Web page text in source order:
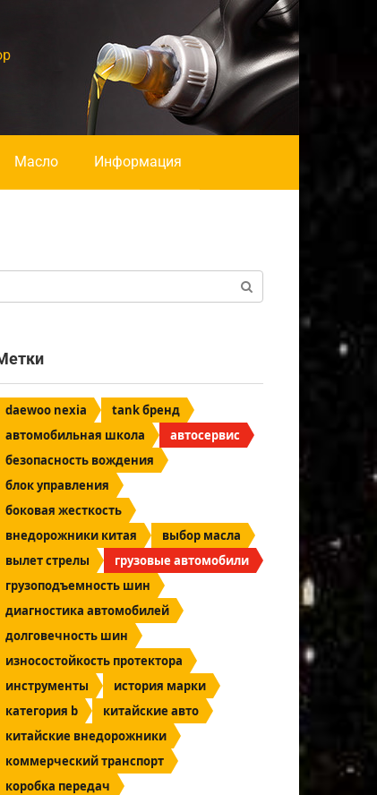
Масло Информация
daewoo nexia
tank бренд
автомобильная школа
автосервис
безопасность вождения
блок управления
боковая жесткость
внедорожники китая
выбор масла
вылет стрелы
грузовые автомобили
грузоподъемность шин
диагностика автомобилей
долговечность шин
износостойкость протектора
инструменты
история марки
категория b
китайские авто
китайские внедорожники
коммерческий транспорт
коробка передач